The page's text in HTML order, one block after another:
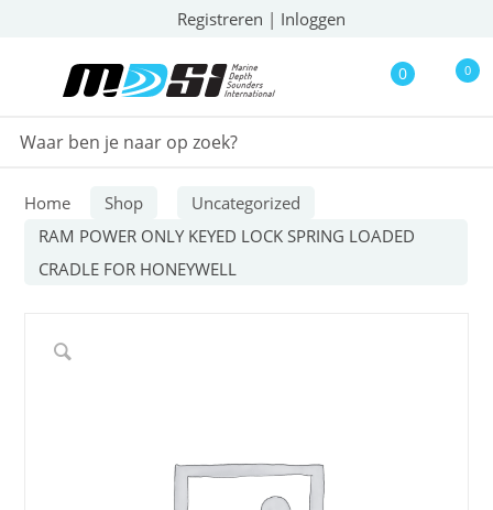
Registreren | Inloggen
0 0
Home Shop
Uncategorized
RAM POWER ONLY KEYED LOCK SPRING LOADED
CRADLE FOR HONEYWELL